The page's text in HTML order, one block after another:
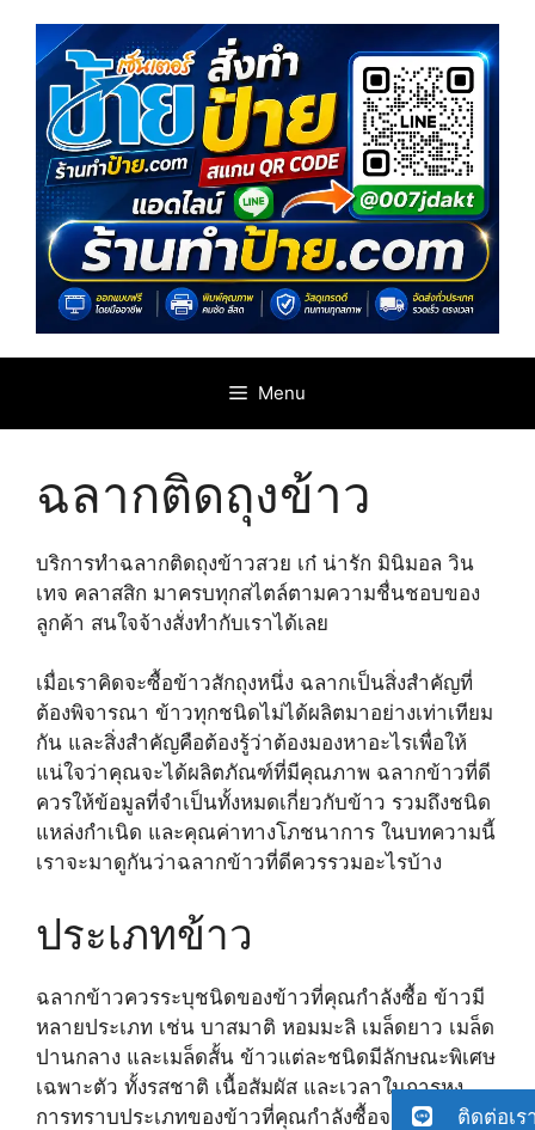
content
Menu
ฉลากติดถุงข้าว
บริการทำฉลากติดถุงข้าวสวย เก๋ น่ารัก มินิมอล วิน
เทจ คลาสสิก มาครบทุกสไตล์ตามความชื่นชอบของ
ลูกค้า สนใจจ้างสั่งทำกับเราได้เลย
เมื่อเราคิดจะซื้อข้าวสักถุงหนึ่ง ฉลากเป็นสิ่งสำคัญที่
ต้องพิจารณา ข้าวทุกชนิดไม่ได้ผลิตมาอย่างเท่าเทียม
กัน และสิ่งสำคัญคือต้องรู้ว่าต้องมองหาอะไรเพื่อให้
แน่ใจว่าคุณจะได้ผลิตภัณฑ์ที่มีคุณภาพ ฉลากข้าวที่ดี
ควรให้ข้อมูลที่จำเป็นทั้งหมดเกี่ยวกับข้าว รวมถึงชนิด
แหล่งกำเนิด และคุณค่าทางโภชนาการ ในบทความนี้
เราจะมาดูกันว่าฉลากข้าวที่ดีควรรวมอะไรบ้าง
ประเภทข้าว
ฉลากข้าวควรระบุชนิดของข้าวที่คุณกำลังซื้อ ข้าวมี
หลายประเภท เช่น บาสมาติ หอมมะลิ เมล็ดยาว เมล็ด
ปานกลาง และเมล็ดสั้น ข้าวแต่ละชนิดมีลักษณะพิเศษ
เฉพาะตัว ทั้งรสชาติ เนื้อสัมผัส และเวลาในการหุง
การทราบประเภทของข้าวที่คุณกำลังซื้อจะช่วยให้คุณติดต่อเร